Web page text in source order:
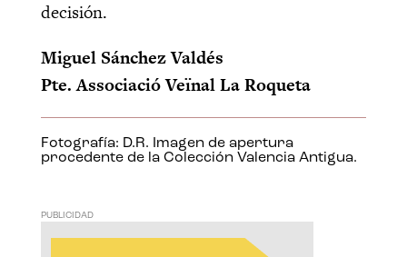
decisión.
Miguel Sánchez Valdés
Pte. Associació Veïnal La Roqueta
Fotografía: D.R. Imagen de apertura
procedente de la Colección Valencia Antigua.
PUBLICIDAD